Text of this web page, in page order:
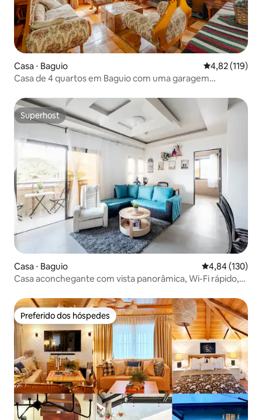
Casa ⋅ Baguio 4,82 de uma
4,82 (119)
Casa de 4 quartos em Baguio com uma garagem
Superhost
Superhost
Casa ⋅ Baguio 4,84 de uma
4,84 (130)
Casa aconchegante com vista panorâmica, Wi-Fi rápido,
Preferido dos hóspedes
Preferido dos hóspedes